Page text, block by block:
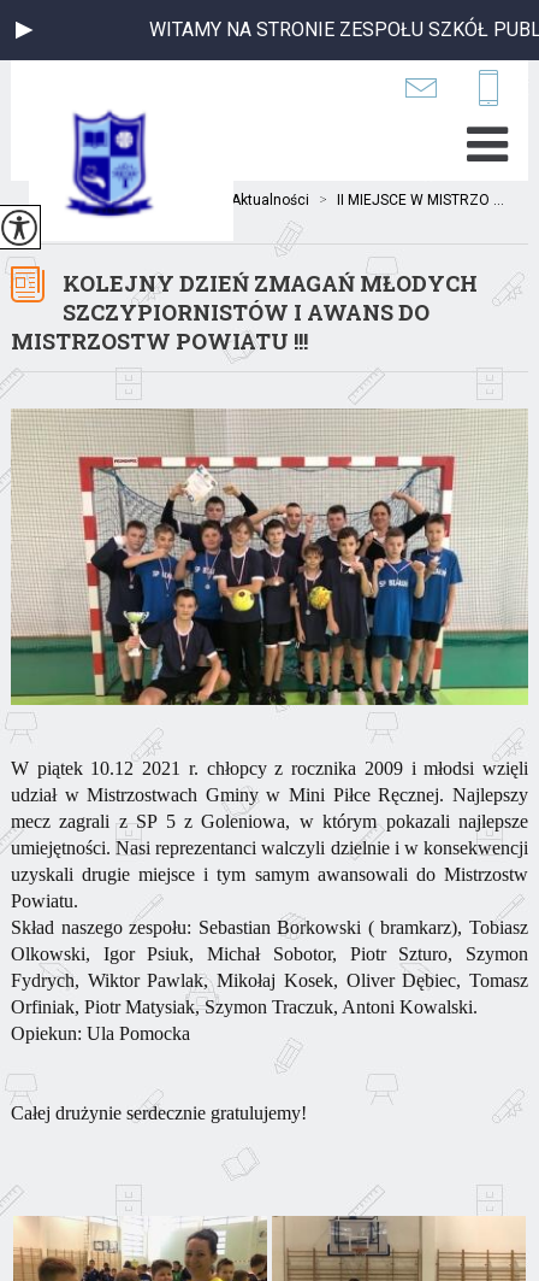
WITAMY NA STRONIE ZESPOŁU SZKÓŁ
Jesteś tutaj: Aktualności > II MIEJSCE W MISTRZO ...
KOLEJNY DZIEŃ ZMAGAŃ MŁODYCH
SZCZYPIORNISTÓW I AWANS DO
MISTRZOSTW POWIATU !!!
W piątek 10.12 2021 r. chłopcy z rocznika 2009 i młodsi wzięli
udział w Mistrzostwach Gminy w Mini Piłce Ręcznej. Najlepszy
mecz zagrali z SP 5 z Goleniowa, w którym pokazali najlepsze
umiejętności. Nasi reprezentanci walczyli dzielnie i w konsekwencji
uzyskali drugie miejsce i tym samym awansowali do Mistrzostw
Powiatu.
Skład naszego zespołu: Sebastian Borkowski ( bramkarz), Tobiasz
Olkowski, Igor Psiuk, Michał Sobotor, Piotr Szturo, Szymon
Fydrych, Wiktor Pawlak, Mikołaj Kosek, Oliver Dębiec, Tomasz
Orfiniak, Piotr Matysiak, Szymon Traczuk, Antoni Kowalski.
Opiekun: Ula Pomocka
Całej drużynie serdecznie gratulujemy!